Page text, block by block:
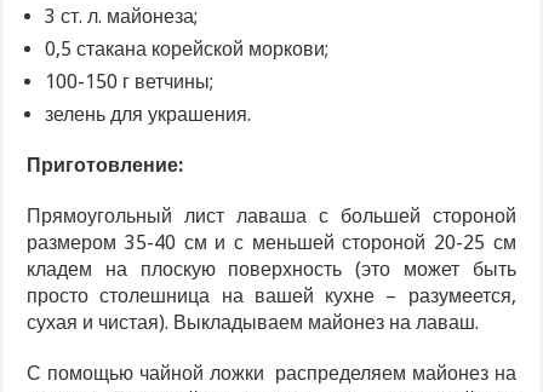
3 ст. л. майонеза;
0,5 стакана корейской моркови;
100-150 г ветчины;
зелень для украшения.
Приготовление:
Прямоугольный лист лаваша с большей стороной
размером 35-40 см и с меньшей стороной 20-25 см
кладем на плоскую поверхность (это может быть
просто столешница на вашей кухне – разумеется,
сухая и чистая). Выкладываем майонез на лаваш.
С помощью чайной ложки распределяем майонез на